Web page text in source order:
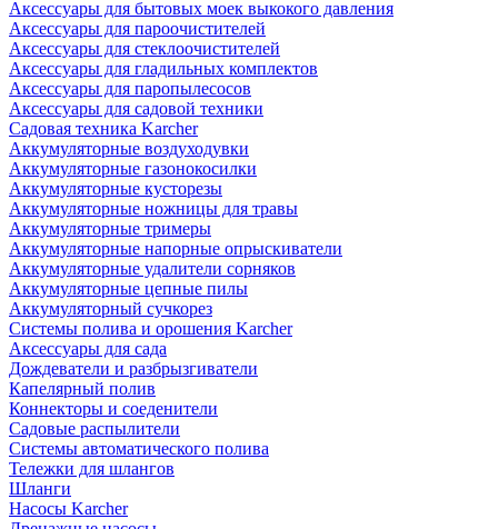
Аксессуары для бытовых моек выкокого давления
Аксессуары для пароочистителей
Аксессуары для стеклоочистителей
Аксессуары для гладильных комплектов
Аксессуары для паропылесосов
Аксессуары для садовой техники
Садовая техника Karcher
Аккумуляторные воздуходувки
Аккумуляторные газонокосилки
Аккумуляторные кусторезы
Аккумуляторные ножницы для травы
Аккумуляторные тримеры
Аккумуляторные напорные опрыскиватели
Аккумуляторные удалители сорняков
Аккумуляторные цепные пилы
Аккумуляторный сучкорез
Системы полива и орошения Karcher
Аксессуары для сада
Дождеватели и разбрызгиватели
Капелярный полив
Коннекторы и соеденители
Садовые распылители
Системы автоматического полива
Тележки для шлангов
Шланги
Насосы Karcher